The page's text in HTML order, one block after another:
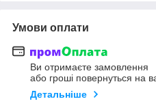
Умови оплати
Ви отримаєте замовлення
або гроші повернуться на
Детальніше